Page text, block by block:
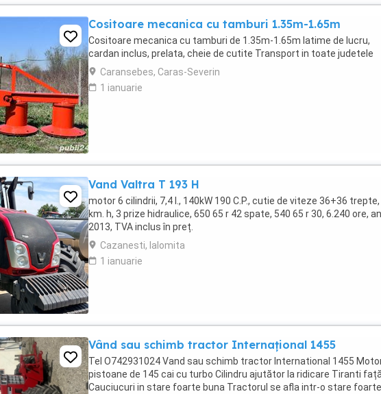
Cositoare mecanica cu tamburi 1.35m-1.65m
Cositoare mecanica cu tamburi de 1.35m-1.65m latime de lucru,
cardan inclus, prelata, cheie de cutite Transport in toate judetele
Caransebes, Caras-Severin
1 ianuarie
Vand Valtra T 193 H
motor 6 cilindrii, 7,4 l., 140kW 190 C.P., cutie de viteze 36+36
km. h, 3 prize hidraulice, 650 65 r 42 spate, 540 65 r 30, 6.240 ore, an
2013, TVA inclus în preț.
Cazanesti, Ialomita
1 ianuarie
Vând sau schimb tractor Internațional 1455
Tel O742931024 Vand sau schimb tractor International 1455
pistoane de 145 cai cu turbo Cilindru ajutător la ridicare Tiranti
Cauciucuri in stare foarte buna Tractorul se afla intr-o stare foarte